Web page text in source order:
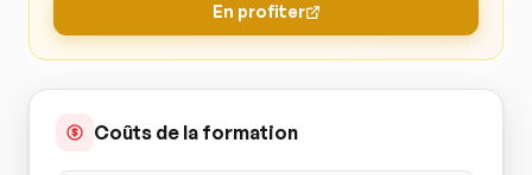
En profiter
Coûts de la formation